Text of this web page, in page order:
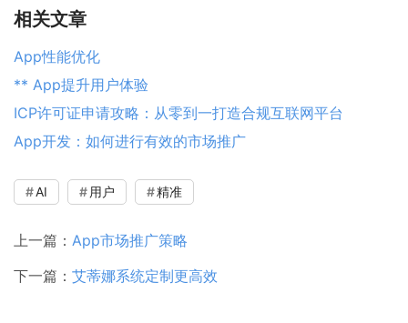
相关文章
App性能优化
** App提升用户体验
ICP许可证申请攻略：从零到一打造合规互联网平台
App开发：如何进行有效的市场推广
AI 用户 精准
上一篇： App市场推广策略
下一篇： 艾蒂娜系统定制更高效